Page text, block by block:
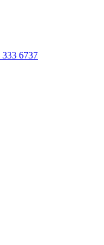
333 6737